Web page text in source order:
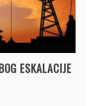
ESKALACIJE